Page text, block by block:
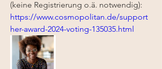
https://www.cosmopolitan.de/support
her-award-2024-voting-135035.html